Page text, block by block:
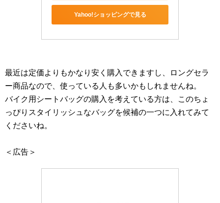
Yahoo!ショッピングで見る
最近は定価よりもかなり安く購入できますし、ロングセラ
ー商品なので、使っている人も多いかもしれませんね。
バイク用シートバッグの購入を考えている方は、このちょ
っぴりスタイリッシュなバッグを候補の一つに入れてみて
くださいね。
＜広告＞